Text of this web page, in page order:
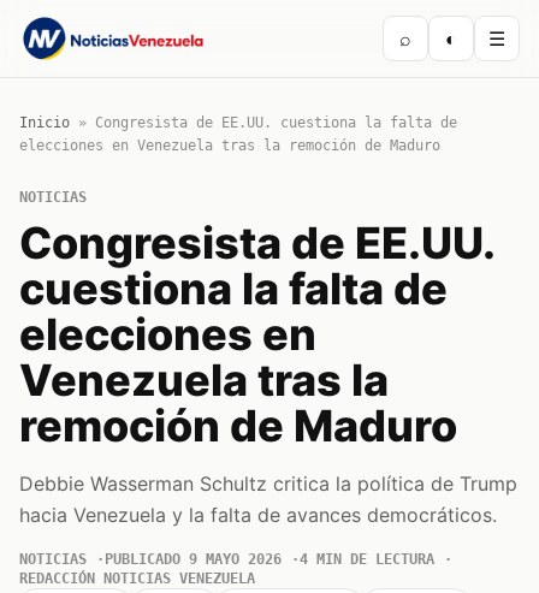
⌕ ◐ ☰
Inicio » Congresista de EE.UU. cuestiona la falta de
elecciones en Venezuela tras la remoción de Maduro
NOTICIAS
Congresista de EE.UU.
cuestiona la falta de
elecciones en
Venezuela tras la
remoción de Maduro
Debbie Wasserman Schultz critica la política de Trump
hacia Venezuela y la falta de avances democráticos.
NOTICIAS PUBLICADO 9 MAYO 2026
4 MIN DE LECTURA
REDACCIÓN NOTICIAS VENEZUELA